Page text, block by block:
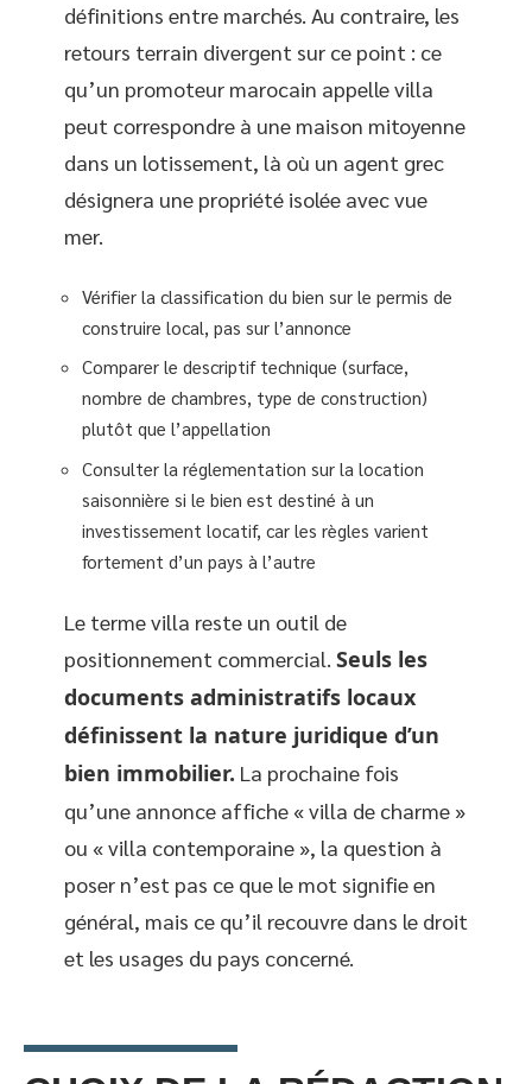
définitions entre marchés. Au contraire, les
retours terrain divergent sur ce point : ce
qu’un promoteur marocain appelle villa
peut correspondre à une maison mitoyenne
dans un lotissement, là où un agent grec
désignera une propriété isolée avec vue
mer.
Vérifier la classification du bien sur le permis de
construire local, pas sur l’annonce
Comparer le descriptif technique (surface,
nombre de chambres, type de construction)
plutôt que l’appellation
Consulter la réglementation sur la location
saisonnière si le bien est destiné à un
investissement locatif, car les règles varient
fortement d’un pays à l’autre
Le terme villa reste un outil de
positionnement commercial. Seuls les
documents administratifs locaux
définissent la nature juridique d’un
bien immobilier. La prochaine fois
qu’une annonce affiche « villa de charme »
ou « villa contemporaine », la question à
poser n’est pas ce que le mot signifie en
général, mais ce qu’il recouvre dans le droit
et les usages du pays concerné.